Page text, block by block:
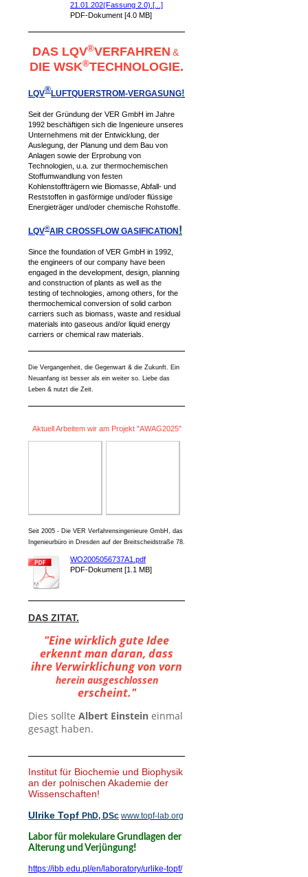
21.01.202(Fassung 2.0).[...]
PDF-Dokument [4.0 MB]
DAS LQV®VERFAHREN &
DIE WSK®TECHNOLOGIE.
LQV®LUFTQUERSTROM-VERGASUNG!
Seit der Gründung der VER GmbH im Jahre
1992 beschäftigen sich die Ingenieure unseres
Unternehmens mit der Entwicklung, der
Auslegung, der Planung und dem Bau von
Anlagen sowie der Erprobung von
Technologien, u.a. zur thermochemischen
Stoffumwandlung von festen
Kohlenstoffträgern wie Biomasse, Abfall- und
Reststoffen in gasförmige und/oder flüssige
Energieträger und/oder chemische Rohstoffe.
LQV®AIR CROSSFLOW GASIFICATION!
Since the foundation of VER GmbH in 1992,
the engineers of our company have been
engaged in the development, design, planning
and construction of plants as well as the
testing of technologies, among others, for the
thermochemical conversion of solid carbon
carriers such as biomass, waste and residual
materials into gaseous and/or liquid energy
carriers or chemical raw materials.
Die Vergangenheit, die Gegenwart & die Zukunft. Ein
Neuanfang ist besser als ein weiter so. Liebe das
Leben & nutzt die Zeit.
Aktuell Arbeitem wir am Projekt "AWAG2025"
Seit 2005 - Die VER Verfahrensingenieure GmbH, das
Ingenieurbüro in Dresden auf der Breitscheidstraße 78.
WO2005056737A1.pdf
PDF-Dokument [1.1 MB]
DAS ZITAT.
"Eine wirklich gute Idee
erkennt man daran, dass
ihre Verwirklichung von vorn
herein ausgeschlossen
erscheint."
Dies sollte Albert Einstein einmal
gesagt haben.
Institut für Biochemie und Biophysik
an der polnischen Akademie der
Wissenschaften!
Ulrike Topf PhD, DSc www.topf-lab.org
Labor für molekulare Grundlagen der
Alterung und Verjüngung!
https://ibb.edu.pl/en/laboratory/urlike-topf/